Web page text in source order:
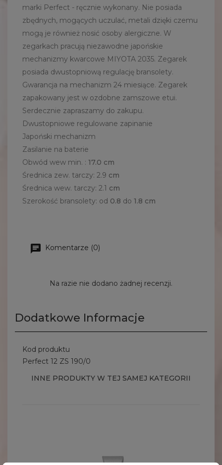
marki Perfect - ręcznie wykonany. Nie posiada
zbędnych, mogących uczulać, metali dzięki czemu
mogą je również nosić osoby alergiczne. W
zegarkach pracują niezawodne japońskie
mechanizmy kwarcowe MIYOTA 2035. Zegarek
posiada dwustopniową regulację bransolety.
Gwarancja na mechanizm 24 miesiące. Zegarek
zapakowany jest w ozdobne zamszowe etui.
Serdecznie zapraszamy do zakupu.
Dwustopniowe regulowane zapinanie
Japoński mechanizm
Zasilanie na baterie
Obwód wew min. : 17.0 cm
Średnica zew. tarczy: 2.9 cm
Średnica wew. tarczy: 2.1 cm
Szerokość bransolety: od 0.8 do 1.8 cm
Komentarze (0)
Na razie nie dodano żadnej recenzji.
Dodatkowe Informacje
Kod produktu
Perfect 12 ZS 190/0
INNE PRODUKTY W TEJ SAMEJ KATEGORII